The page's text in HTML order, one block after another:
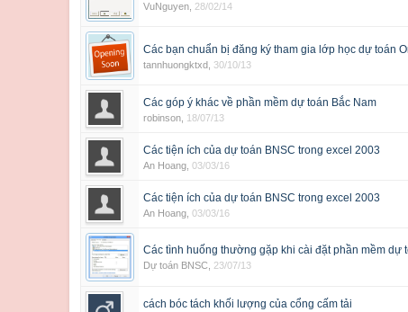
VuNguyen 28/02/14
Các bạn chuẩn bị đăng ký tham gia lớp học dự toán
tannhuongktxd 30/10/13
Các góp ý khác về phần mềm dự toán Bắc Nam
robinson 18/07/13
Các tiện ích của dự toán BNSC trong excel 2003
An Hoang 03/03/16
Các tiện ích của dự toán BNSC trong excel 2003
An Hoang 03/03/16
Các tình huống thường gặp khi cài đặt phần mềm dự
Dự toán BNSC 23/07/13
cách bóc tách khối lượng của cổng cấm tải